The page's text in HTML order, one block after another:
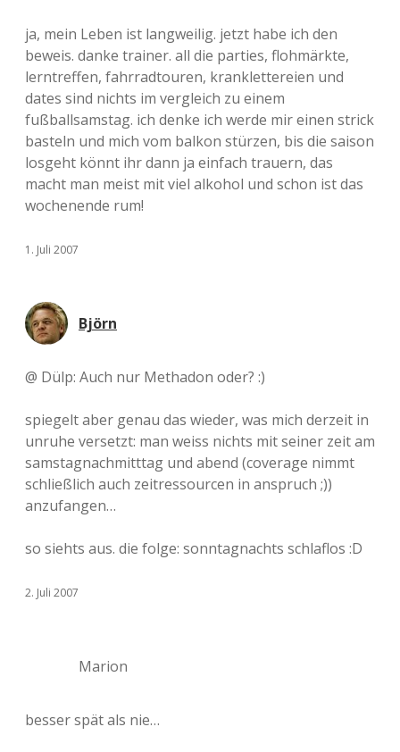
ja, mein Leben ist langweilig. jetzt habe ich den
beweis. danke trainer. all die parties, flohmärkte,
lerntreffen, fahrradtouren, kranklettereien und
dates sind nichts im vergleich zu einem
fußballsamstag. ich denke ich werde mir einen strick
basteln und mich vom balkon stürzen, bis die saison
losgeht könnt ihr dann ja einfach trauern, das
macht man meist mit viel alkohol und schon ist das
wochenende rum!
1. Juli 2007
Björn
@ Dülp: Auch nur Methadon oder? :)
spiegelt aber genau das wieder, was mich derzeit in
unruhe versetzt: man weiss nichts mit seiner zeit am
samstagnachmitttag und abend (coverage nimmt
schließlich auch zeitressourcen in anspruch ;))
anzufangen…
so siehts aus. die folge: sonntagnachts schlaflos :D
2. Juli 2007
Marion
besser spät als nie…